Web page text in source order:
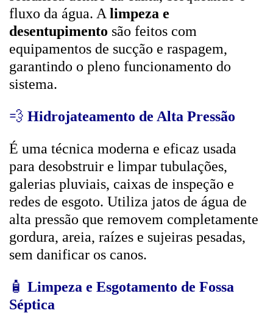
fluxo da água. A limpeza e
desentupimento são feitos com
equipamentos de sucção e raspagem,
garantindo o pleno funcionamento do
sistema.
💨 Hidrojateamento de Alta Pressão
É uma técnica moderna e eficaz usada
para desobstruir e limpar tubulações,
galerias pluviais, caixas de inspeção e
redes de esgoto. Utiliza jatos de água de
alta pressão que removem completamente
gordura, areia, raízes e sujeiras pesadas,
sem danificar os canos.
🧴 Limpeza e Esgotamento de Fossa
Séptica